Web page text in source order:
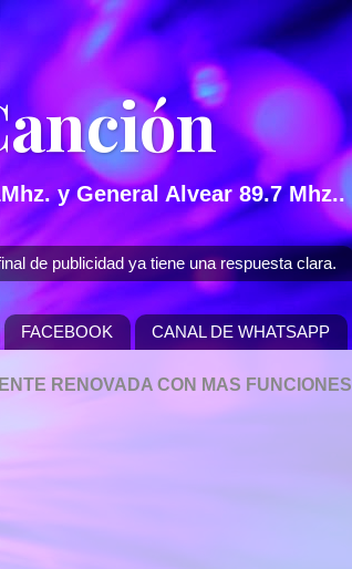
y General Alvear 89.7 Mhz..
de publicidad ya tiene una respuesta clara.
FACEBOOK CANAL DE WHATSAPP
RENOVADA CON MAS FUNCIONES